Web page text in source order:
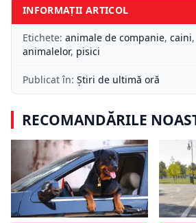
INFORMAȚII ARTICOL
Etichete: animale de companie, caini,
animalelor, pisici
Publicat în: Știri de ultimă oră
RECOMANDĂRILE